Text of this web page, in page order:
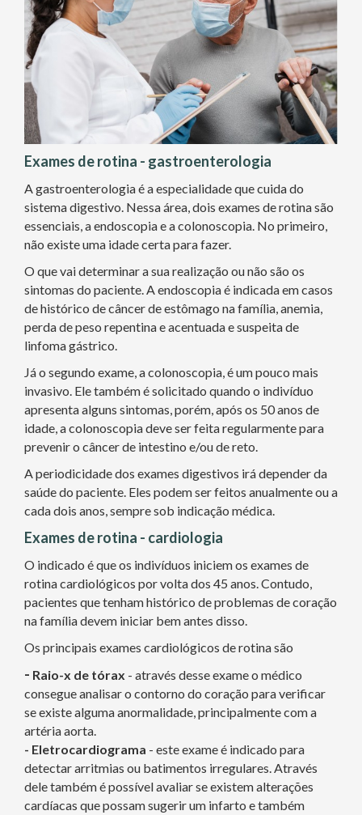
Exames de rotina - gastroenterologia
A gastroenterologia é a especialidade que cuida do
sistema digestivo. Nessa área, dois exames de rotina são
essenciais, a endoscopia e a colonoscopia. No primeiro,
não existe uma idade certa para fazer.
O que vai determinar a sua realização ou não são os
sintomas do paciente. A endoscopia é indicada em casos
de histórico de câncer de estômago na família, anemia,
perda de peso repentina e acentuada e suspeita de
linfoma gástrico.
Já o segundo exame, a colonoscopia, é um pouco mais
invasivo. Ele também é solicitado quando o indivíduo
apresenta alguns sintomas, porém, após os 50 anos de
idade, a colonoscopia deve ser feita regularmente para
prevenir o câncer de intestino e/ou de reto.
A periodicidade dos exames digestivos irá depender da
saúde do paciente. Eles podem ser feitos anualmente ou a
cada dois anos, sempre sob indicação médica.
Exames de rotina - cardiologia
O indicado é que os indivíduos iniciem os exames de
rotina cardiológicos por volta dos 45 anos. Contudo,
pacientes que tenham histórico de problemas de coração
na família devem iniciar bem antes disso.
Os principais exames cardiológicos de rotina são
- Raio-x de tórax - através desse exame o médico
consegue analisar o contorno do coração para verificar
se existe alguma anormalidade, principalmente com a
artéria aorta.
- Eletrocardiograma - este exame é indicado para
detectar arritmias ou batimentos irregulares. Através
dele também é possível avaliar se existem alterações
cardíacas que possam sugerir um infarto e também